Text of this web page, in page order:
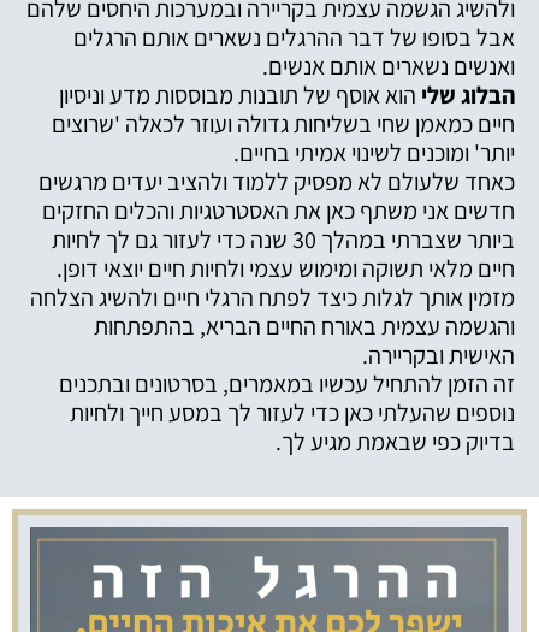
ולהשיג הגשמה עצמית בקריירה ובמערכות היחסים שלהם
אבל בסופו של דבר ההרגלים נשארים אותם הרגלים
ואנשים נשארים אותם אנשים.
הבלוג שלי הוא אוסף של תובנות מבוססות מדע וניסיון
חיים כמאמן שחי בשליחות גדולה ועוזר לכאלה 'שרוצים
יותר' ומוכנים לשינוי אמיתי בחיים.
כאחד שלעולם לא מפסיק ללמוד ולהציב יעדים מרגשים
חדשים אני משתף כאן את האסטרטגיות והכלים החזקים
ביותר שצברתי במהלך 30 שנה כדי לעזור גם לך לחיות
חיים מלאי תשוקה ומימוש עצמי ולחיות חיים יוצאי דופן.
מזמין אותך לגלות כיצד לפתח הרגלי חיים ולהשיג הצלחה
והגשמה עצמית באורח החיים הבריא, בהתפתחות
האישית ובקריירה.
זה הזמן להתחיל עכשיו במאמרים, בסרטונים ובתכנים
נוספים שהעלתי כאן כדי לעזור לך במסע חייך ולחיות
בדיוק כפי שבאמת מגיע לך.